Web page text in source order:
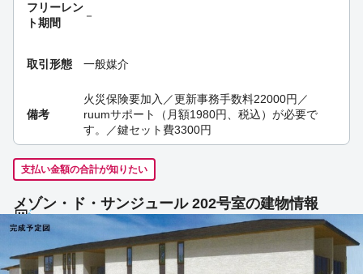
フリーレン
ト期間
－
取引形態 一般媒介
備考
火災保険要加入／更新事務手数料22000円／
ruumサポート（月額1980円、税込）が必要で
す。／鍵セット費3300円
支払い金額の合計が知りたい
メゾン・ド・サンジュール 202号室の建物情報